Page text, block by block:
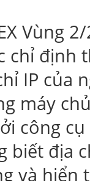
Vùng
chỉ định
IP của
máy
công cụ
biết địa
và hiển